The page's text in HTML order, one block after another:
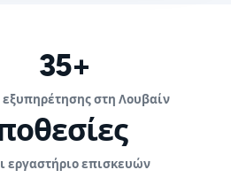
35+
εξυπηρέτησης στη Λουβαίν
εργαστήριο επισκευών